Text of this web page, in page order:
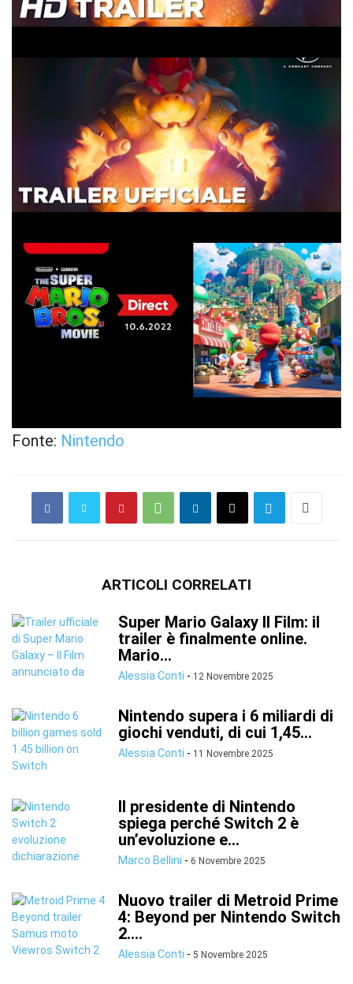
Fonte: Nintendo
ARTICOLI CORRELATI
Super Mario Galaxy Il Film: il
trailer è finalmente online.
Mario...
Alessia Conti - 12 Novembre 2025
Nintendo supera i 6 miliardi di
giochi venduti, di cui 1,45...
Alessia Conti - 11 Novembre 2025
Il presidente di Nintendo
spiega perché Switch 2 è
un’evoluzione e...
Marco Bellini - 6 Novembre 2025
Nuovo trailer di Metroid Prime
4: Beyond per Nintendo Switch
2....
Alessia Conti - 5 Novembre 2025